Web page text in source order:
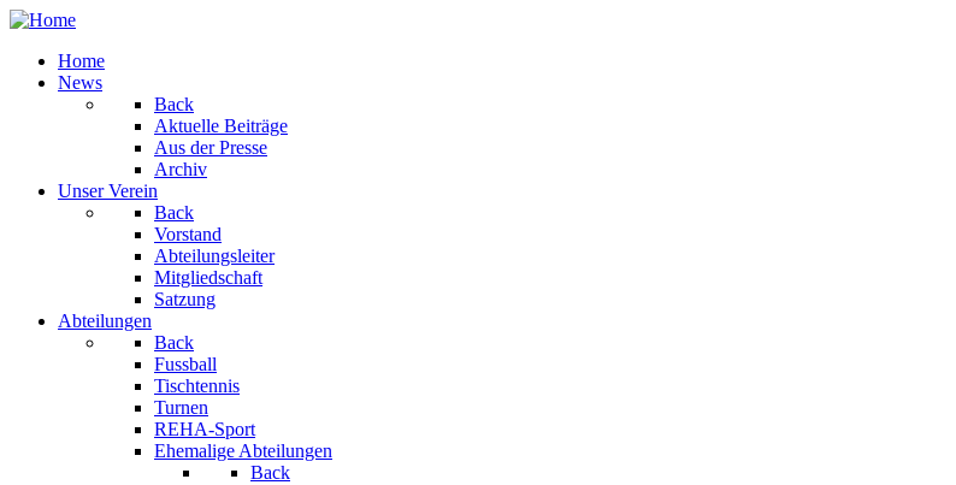
Home
News
Back
Aktuelle Beiträge
Aus der Presse
Archiv
Unser Verein
Back
Vorstand
Abteilungsleiter
Mitgliedschaft
Satzung
Abteilungen
Back
Fussball
Tischtennis
Turnen
REHA-Sport
Ehemalige Abteilungen
Back